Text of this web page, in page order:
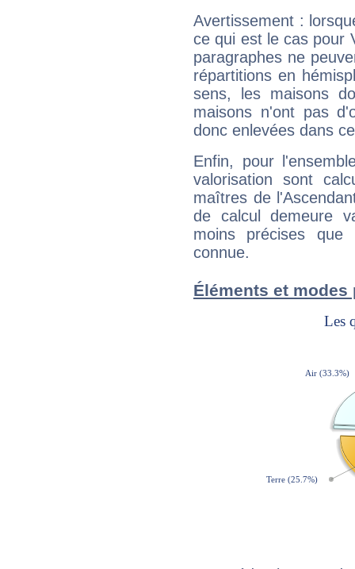
Avertissement :
ce qui est le cas pour
paragraphes ne
répartitions en
sens, les maisons
maisons n'ont pas
donc enlevées dans
Enfin, pour
valorisation sont
maîtres de
de calcul demeure
moins précises que
connue.
Éléments et